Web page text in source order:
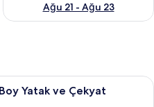
Ağu 21 - Ağu 23
Odada kasa, masa, güneşlik/perde,
Yatak ve Çekyat